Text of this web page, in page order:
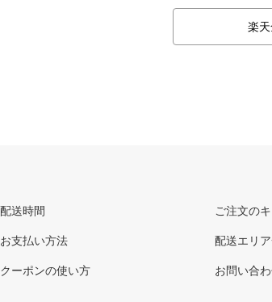
楽
配送時間
お支払い方法
クーポンの使い方
ご注文の
配送エリ
お問い合